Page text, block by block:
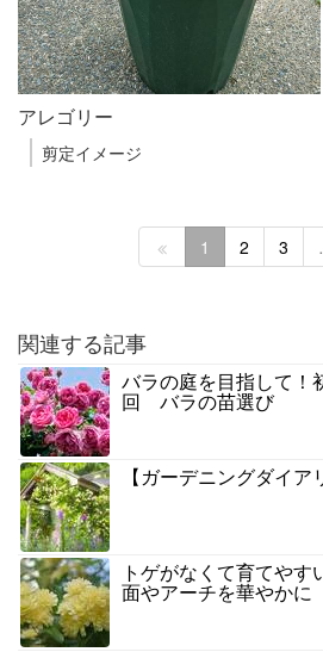
アレゴリー
剪定イメージ
1 2 3
関連する記事
バラの庭を目指して
回 バラの苗選び
【ガーデニングダイ
トゲがなくて育てや
面やアーチを華やかに